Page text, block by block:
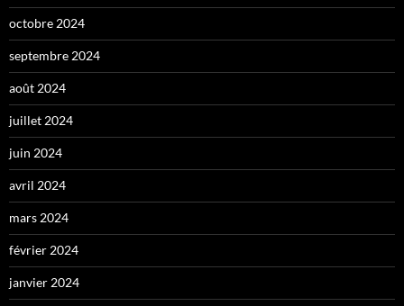
octobre 2024
septembre 2024
août 2024
juillet 2024
juin 2024
avril 2024
mars 2024
février 2024
janvier 2024